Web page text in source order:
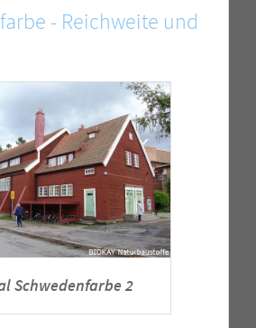
- Reichweite und
Schwedenfarbe 2